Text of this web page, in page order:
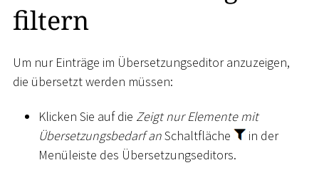
filtern
Um nur Einträge im Übersetzungseditor anzuzeigen,
die übersetzt werden müssen:
Klicken Sie auf die Zeigt nur Elemente mit
Übersetzungsbedarf anSchaltfläche
in der
Menüleiste des Übersetzungseditors.